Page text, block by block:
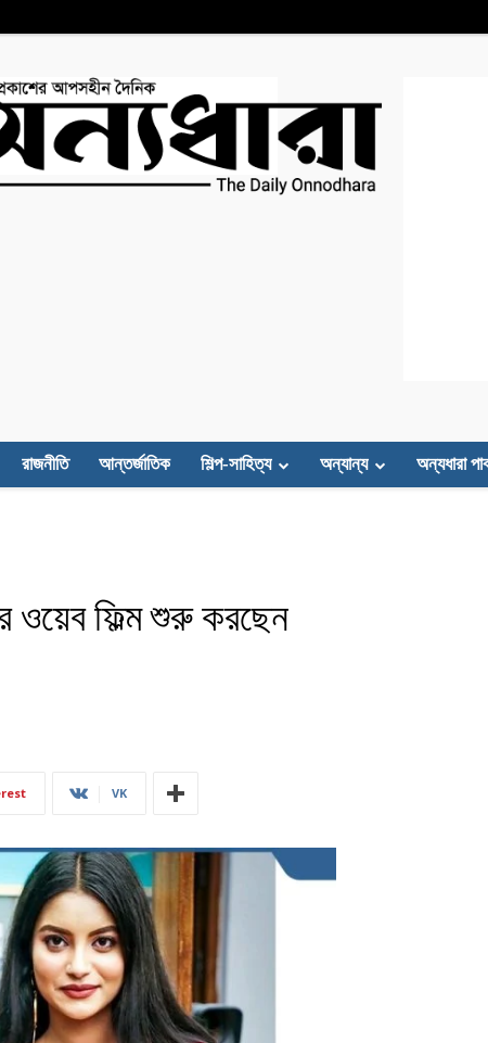
রাজনীতি আন্তর্জাতিক শিল্প-সাহিত্য অন্যান্য অন্যধারা
ওয়েব ফিল্ম শুরু করছেন
VK